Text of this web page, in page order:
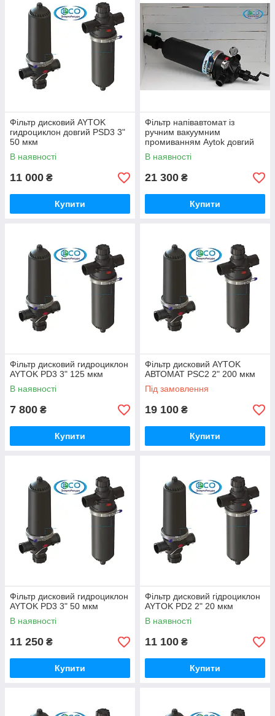
Фільтр дисковий AYTOK
гидроциклон довгий PSD3 3"
50 мкм
В наявності
11 000 ₴
Купити
Фільтр напівавтомат із
ручним вакуумним
промиванням Aytok довгий
PVS2 100 мкм
В наявності
21 300 ₴
Купити
Фільтр дисковий гидроциклон
AYTOK PD3 3" 125 мкм
В наявності
7 800 ₴
Купити
Фільтр дисковий AYTOK
АВТОМАТ PSC2 2" 200 мкм
Під замовлення
19 100 ₴
Купити
Фільтр дисковий гидроциклон
AYTOK PD3 3" 50 мкм
В наявності
11 250 ₴
Купити
Фільтр дисковий гідроциклон
AYTOK PD2 2" 20 мкм
В наявності
11 100 ₴
Купити